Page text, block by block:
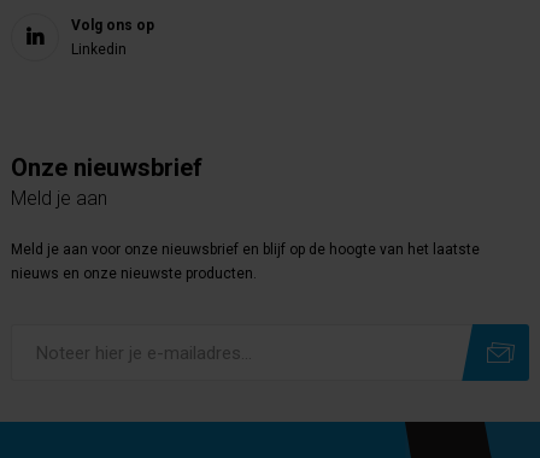
Volg ons op
Linkedin
Onze nieuwsbrief
Meld je aan
Meld je aan voor onze nieuwsbrief en blijf op de hoogte van het laatste
nieuws en onze nieuwste producten.